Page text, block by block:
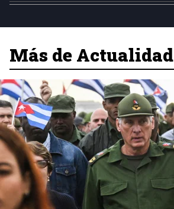
Más de Actualidad